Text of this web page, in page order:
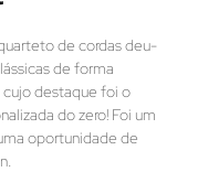
de cordas deu-
de forma
destaque foi o
do zero! Foi um
oportunidade de